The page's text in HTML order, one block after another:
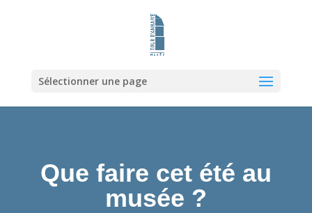
Sélectionner une page
Que faire cet été au
musée ?